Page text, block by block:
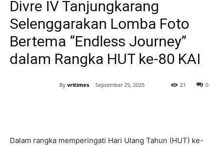
Divre IV Tanjungkarang
Selenggarakan Lomba Foto
Bertema “Endless Journey”
dalam Rangka HUT ke-80 KAI
By vritimes September 25, 2025 0
21
Dalam rangka memperingati Hari Ulang Tahun (HUT) ke-